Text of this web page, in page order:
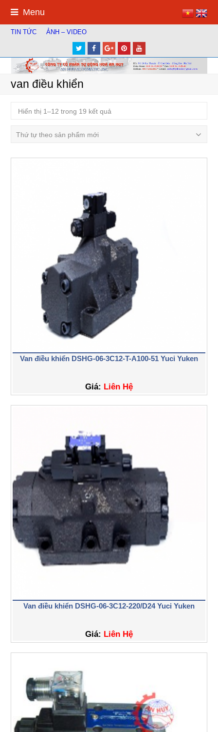
Menu
TIN TỨC ẢNH – VIDEO
TwitterFacebook
Google
Plus
Pinterest
van điều khiển
Hiển thị 1–12 trong 19 kết quả
Thứ tự theo sản phẩm mới
Van điều khiển DSHG-06-3C12-T-A100-51 Yuci Yuken
Giá: Liên Hệ
Van điều khiển DSHG-06-3C12-220/D24 Yuci Yuken
Giá: Liên Hệ